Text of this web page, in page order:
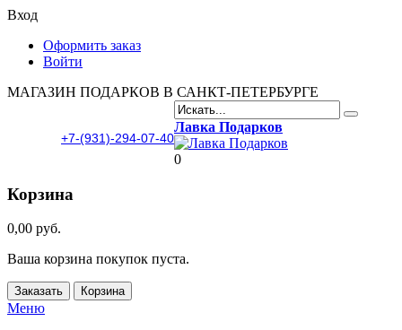
Вход
Оформить заказ
Войти
МАГАЗИН ПОДАРКОВ В САНКТ-ПЕТЕРБУРГЕ
+7-(931)-294-07-40
Лавка Подарков
0
Корзина
0,00 руб.
Ваша корзина покупок пуста.
Заказать Корзина
Меню